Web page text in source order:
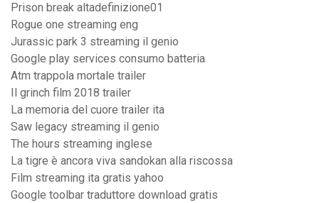
Prison break altadefinizione01
Rogue one streaming eng
Jurassic park 3 streaming il genio
Google play services consumo batteria
Atm trappola mortale trailer
Il grinch film 2018 trailer
La memoria del cuore trailer ita
Saw legacy streaming il genio
The hours streaming inglese
La tigre è ancora viva sandokan alla riscossa
Film streaming ita gratis yahoo
Google toolbar traduttore download gratis